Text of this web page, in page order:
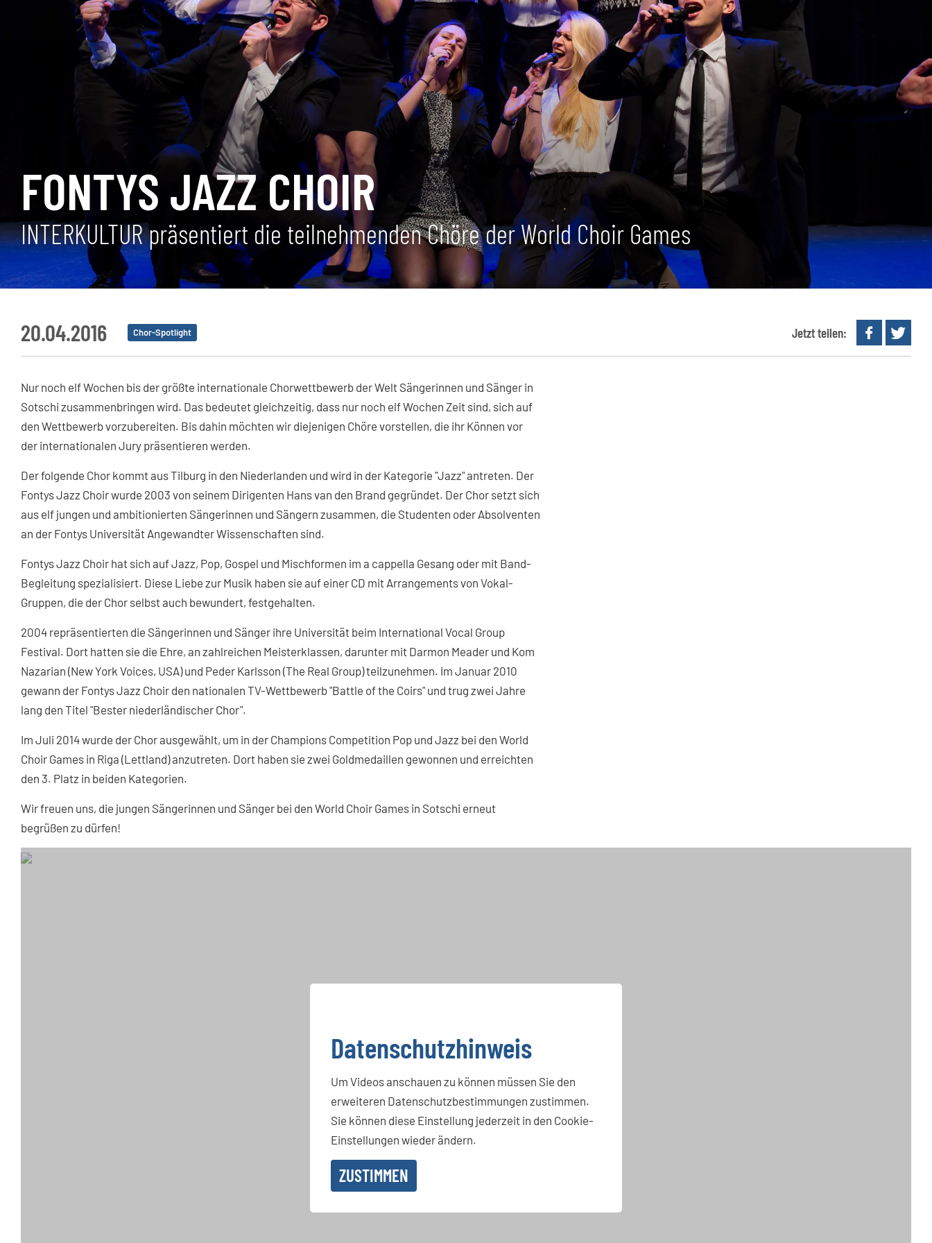
FONTYS JAZZ CHOIR
INTERKULTUR präsentiert die teilnehmenden Chöre der World Choir Games
20.04.2016 Chor-Spotlight Jetzt teilen:
Nur noch elf Wochen bis der größte internationale Chorwettbewerb der Welt Sängerinnen und Sänger in
Sotschi zusammenbringen wird. Das bedeutet gleichzeitig, dass nur noch elf Wochen Zeit sind, sich auf
den Wettbewerb vorzubereiten. Bis dahin möchten wir diejenigen Chöre vorstellen, die ihr Können vor
der internationalen Jury präsentieren werden.
Der folgende Chor kommt aus Tilburg in den Niederlanden und wird in der Kategorie "Jazz" antreten. Der
Fontys Jazz Choir wurde 2003 von seinem Dirigenten Hans van den Brand gegründet. Der Chor setzt sich
aus elf jungen und ambitionierten Sängerinnen und Sängern zusammen, die Studenten oder Absolventen
an der Fontys Universität Angewandter Wissenschaften sind.
Fontys Jazz Choir hat sich auf Jazz, Pop, Gospel und Mischformen im a cappella Gesang oder mit Band-
Begleitung spezialisiert. Diese Liebe zur Musik haben sie auf einer CD mit Arrangements von Vokal-
Gruppen, die der Chor selbst auch bewundert, festgehalten.
2004 repräsentierten die Sängerinnen und Sänger ihre Universität beim International Vocal Group
Festival. Dort hatten sie die Ehre, an zahlreichen Meisterklassen, darunter mit Darmon Meader und Kom
Nazarian (New York Voices, USA) und Peder Karlsson (The Real Group) teilzunehmen. Im Januar 2010
gewann der Fontys Jazz Choir den nationalen TV-Wettbewerb "Battle of the Coirs" und trug zwei Jahre
lang den Titel "Bester niederländischer Chor".
Im Juli 2014 wurde der Chor ausgewählt, um in der Champions Competition Pop und Jazz bei den World
Choir Games in Riga (Lettland) anzutreten. Dort haben sie zwei Goldmedaillen gewonnen und erreichten
den 3. Platz in beiden Kategorien.
Wir freuen uns, die jungen Sängerinnen und Sänger bei den World Choir Games in Sotschi erneut
begrüßen zu dürfen!
Datenschutzhinweis
Um Videos anschauen zu können müssen Sie den
erweiteren Datenschutzbestimmungen zustimmen.
Sie können diese Einstellung jederzeit in den Cookie-
Einstellungen wieder ändern.
ZUSTIMMEN